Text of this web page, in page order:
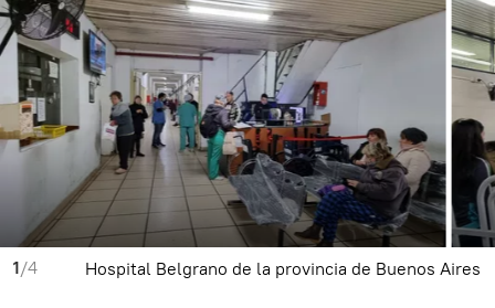
1/4 Hospital Belgrano de la provincia de Buenos Aires